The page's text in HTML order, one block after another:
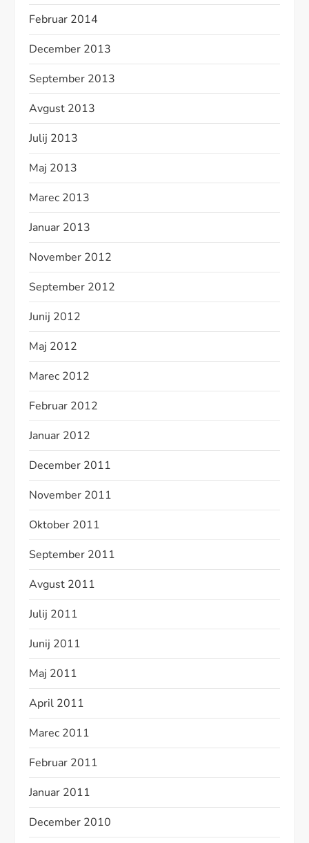
Februar 2014
December 2013
September 2013
Avgust 2013
Julij 2013
Maj 2013
Marec 2013
Januar 2013
November 2012
September 2012
Junij 2012
Maj 2012
Marec 2012
Februar 2012
Januar 2012
December 2011
November 2011
Oktober 2011
September 2011
Avgust 2011
Julij 2011
Junij 2011
Maj 2011
April 2011
Marec 2011
Februar 2011
Januar 2011
December 2010